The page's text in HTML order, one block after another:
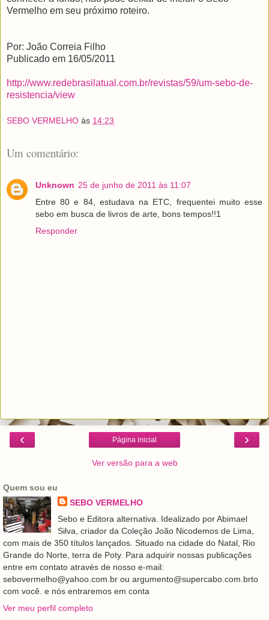
Vermelho em seu próximo roteiro.
Por: João Correia Filho
Publicado em 16/05/2011
http://www.redebrasilatual.com.br/revistas/59/um-sebo-de-
resistencia/view
SEBO VERMELHO às 14:23
Um comentário:
Unknown 25 de junho de 2011 às 11:07
Entre 80 e 84, estudava na ETC, frequentei muito esse
sebo em busca de livros de arte, bons tempos!!1
Responder
‹ ›
Página inicial
Ver versão para a web
Quem sou eu
SEBO VERMELHO
Sebo e Editora alternativa. Idealizado por Abimael
Silva, criador da Coleção João Nicodemos de Lima,
com mais de 350 títulos lançados. Situado na cidade do Natal, Rio
Grande do Norte, terra de Poty. Para adquirir nossas publicações
entre em contato através de nosso e-mail:
sebovermelho@yahoo.com.br ou argumento@supercabo.com.brto
com você. e nós entraremos em conta
Ver meu perfil completo